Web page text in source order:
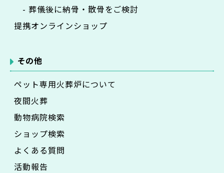
- 葬儀後に納骨・散骨をご検討
提携オンラインショップ
その他
ペット専用火葬炉について
夜間火葬
動物病院検索
ショップ検索
よくある質問
活動報告